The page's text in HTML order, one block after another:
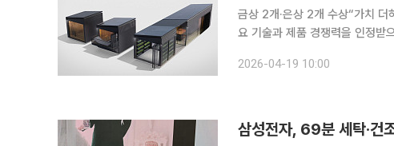
금상 2개·은상 2개 수상“가치 더하는 혁신 지속” 삼성전자가 미국에
요 기술과 제품 경쟁력을 인정받으며 다수의 수상
상 2개 등 총 4개의 상을 수상했
2026-04-19 10:00